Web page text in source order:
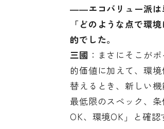
――エコバリュー派は
「どのような点で環
的でした。
三國 ：まさにそこが
的価値に加えて、環
替えるとき、新しい
最低限のスペック、
OK、環境OK」と確認